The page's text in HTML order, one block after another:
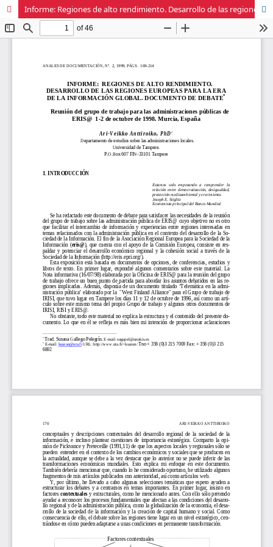
Informe: Regiones de alto rendimiento. Desarrollo de las regiones europeas para la era de la información global. Documento de debate. Reunión del grupo de trabajo para las administraciones públicas de ERIS@ 1-2 de octubre de 1998. Murcia, España